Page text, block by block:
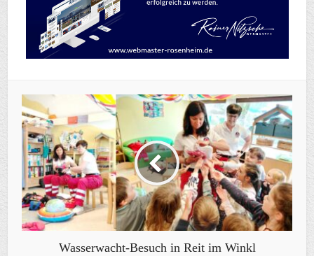
Wasserwacht-Besuch in Reit im Winkl